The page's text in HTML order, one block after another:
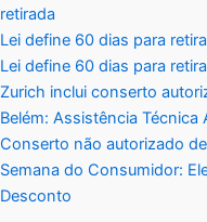
retirada
Lei define 60 dias para
Lei define 60 dias para
Zurich inclui conserto
Belém: Assistência
Conserto não autorizado
Semana do Consumidor:
Desconto